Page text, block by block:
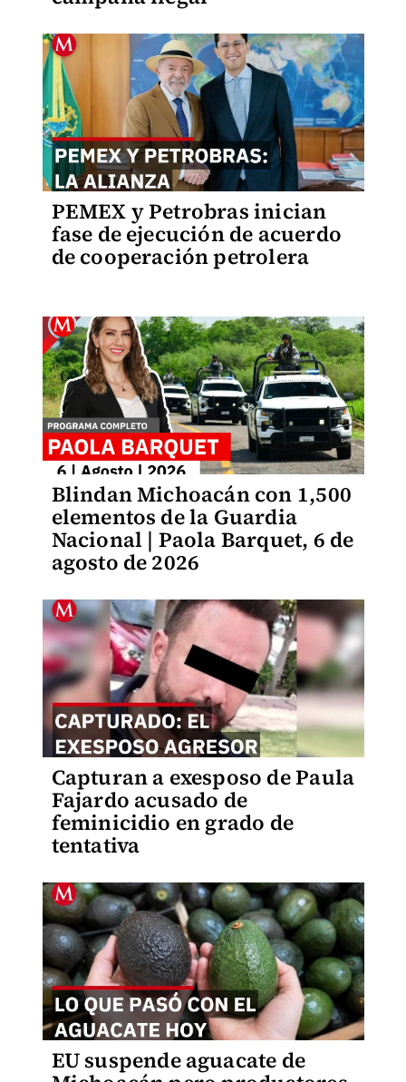
PEMEX y Petrobras inician
fase de ejecución de acuerdo
de cooperación petrolera
Blindan Michoacán con 1,500
elementos de la Guardia
Nacional | Paola Barquet, 6 de
agosto de 2026
Capturan a exesposo de Paula
Fajardo acusado de
feminicidio en grado de
tentativa
EU suspende aguacate de